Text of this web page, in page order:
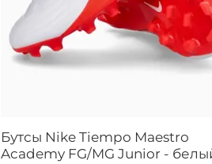
Бутсы Nike Tiempo Maestro
Academy FG/MG Junior -